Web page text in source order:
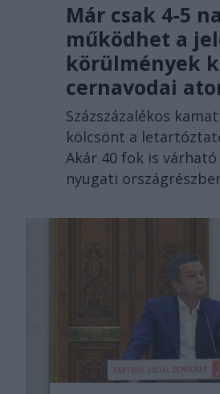
Már csak 4-5
működhet a
körülmények
cernavodai
Százszázalékos
kölcsönt a
Akár 40 fok is várható
nyugati